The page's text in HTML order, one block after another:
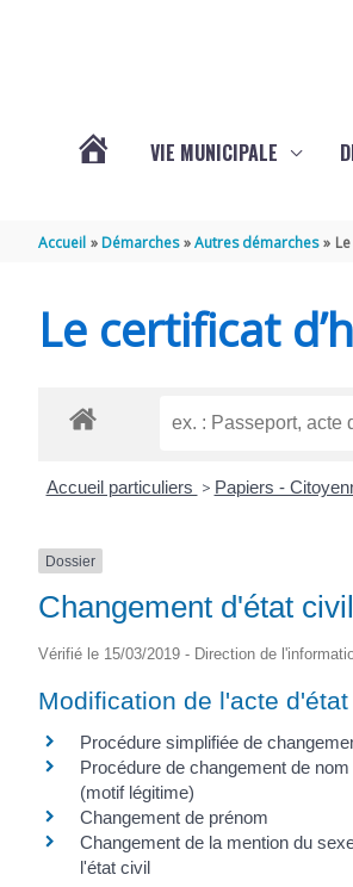
THÉNAC
VIE MUNICIPALE
Accueil Démarches Autres démarches
Le certificat
Accueil particuliers > Papiers -
Dossier
Changement d'état civil
Vérifié le 15/03/2019 - Direction de
Modification de l'acte
Procédure simplifiée de
Procédure de changement de
(motif légitime)
Changement de prénom
Changement de la mention du
l'état civil